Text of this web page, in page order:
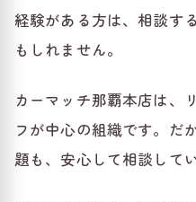
経験がある方は、相談す
もしれません。
カーマッチ那覇本店は、
フが中心の組織です。だ
題も、安心して相談して